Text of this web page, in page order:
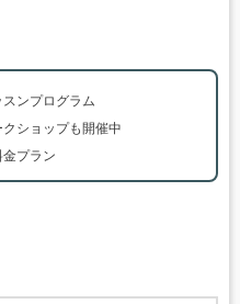
ンプログラム
ショップも開催中
プラン